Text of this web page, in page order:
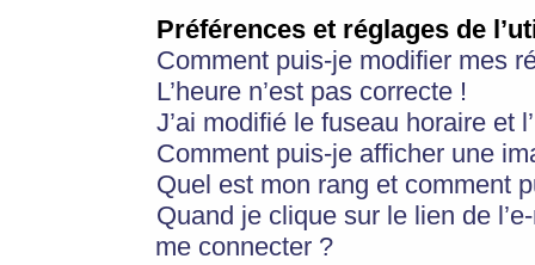
Préférences et réglages de
Comment puis-je modifier mes
L’heure n’est pas correcte !
J’ai modifié le fuseau horaire et
Comment puis-je afficher une
Quel est mon rang et comment
Quand je clique sur le lien de
me connecter ?